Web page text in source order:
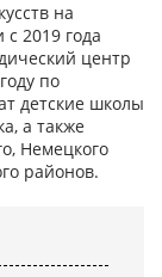
на
2019 года
центр
по
детские школы
а также
Немецкого
районов.